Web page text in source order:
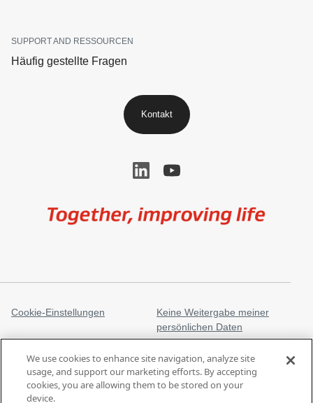
SUPPORT AND RESSOURCEN
Häufig gestellte Fragen
Kontakt
Cookie-Einstellungen
Keine Weitergabe meiner
persönlichen Daten
Markenzeichen
gore.com
Gesetz gegen moderne
We use cookies to enhance site navigation, analyze site
usage, and support our marketing efforts. By accepting
cookies, you are allowing them to be stored on your
device.